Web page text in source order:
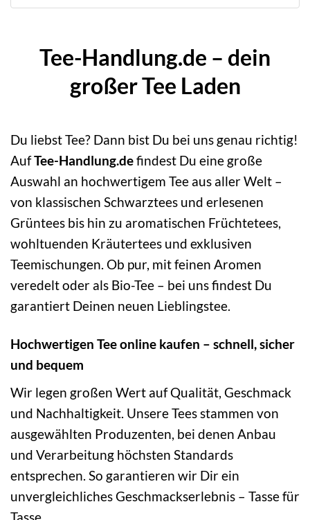
Tee-Handlung.de – dein
großer Tee Laden
Du liebst Tee? Dann bist Du bei uns genau richtig!
AufTee-Handlung.defindest Du eine große
Auswahl an hochwertigem Tee aus aller Welt –
von klassischen Schwarztees und erlesenen
Grüntees bis hin zu aromatischen Früchtetees,
wohltuenden Kräutertees und exklusiven
Teemischungen. Ob pur, mit feinen Aromen
veredelt oder als Bio-Tee – bei uns findest Du
garantiert Deinen neuen Lieblingstee.
Hochwertigen Tee online kaufen – schnell, sicher
und bequem
Wir legen großen Wert auf Qualität, Geschmack
und Nachhaltigkeit. Unsere Tees stammen von
ausgewählten Produzenten, bei denen Anbau
und Verarbeitung höchsten Standards
entsprechen. So garantieren wir Dir ein
unvergleichliches Geschmackserlebnis – Tasse für
Tasse.